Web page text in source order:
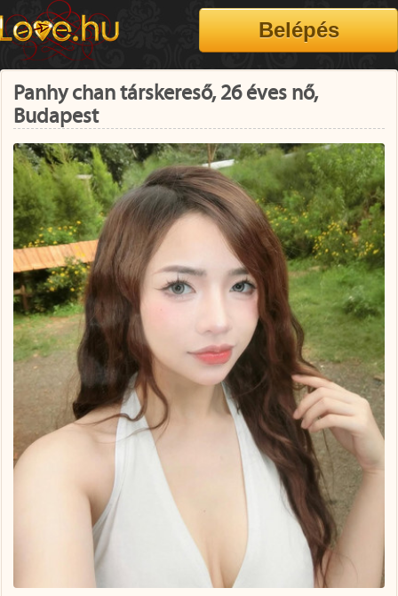
Panhy chan társkereső, 26 éves nő,
Budapest